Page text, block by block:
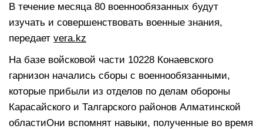
В течение месяца 80 военнообязанных будут
изучать и совершенствовать военные знания,
передает vera.kz
На базе войсковой части 10228 Конаевского
гарнизон начались сборы с военнообязанными,
которые прибыли из отделов по делам обороны
Карасайского и Талгарского районов Алматинской
областиОни вспомнят навыки, полученные во время